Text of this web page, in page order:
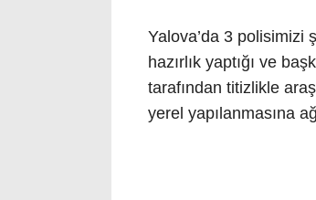
Yalova’da 3 polisimizi
hazırlık yaptığı ve
tarafından titizlikle
yerel yapılanmasına